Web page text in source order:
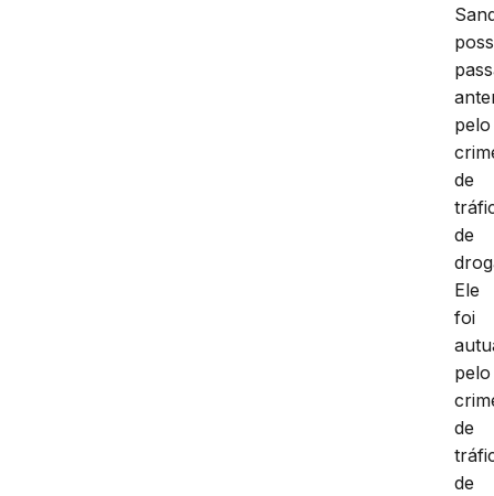
pelo
de
de
Ele
foi
pelo
de
de